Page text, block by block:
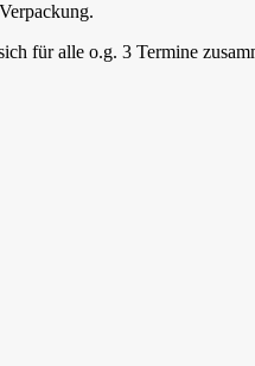
für alle o.g. 3 Termine